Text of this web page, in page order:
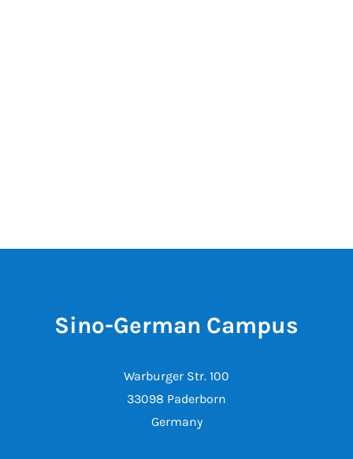
Sino-German Campus
Warburger Str. 100
33098 Paderborn
Germany